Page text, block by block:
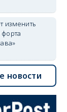
изменить
новости